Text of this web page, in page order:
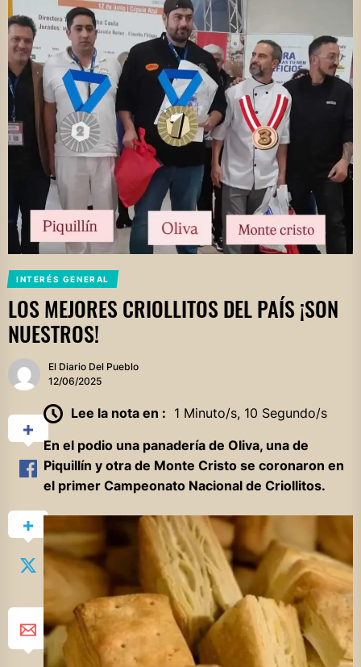
INTERÉS GENERAL
LOS MEJORES CRIOLLITOS DEL PAÍS ¡SON
NUESTROS!
El Diario Del Pueblo
12/06/2025
Lee la nota en : 1 Minuto/s, 10 Segundo/s
En el podio una panadería de Oliva, una de
Piquillín y otra de Monte Cristo se coronaron en
el primer Campeonato Nacional de Criollitos.